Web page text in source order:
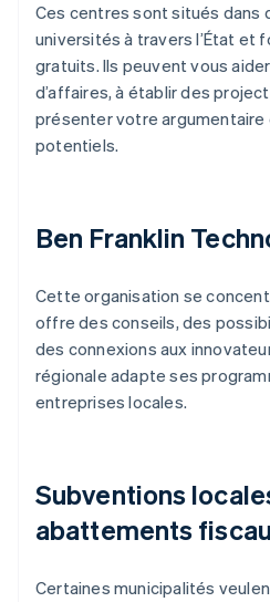
Ces centres sont situés dans
universités à travers l’État et
gratuits. Ils peuvent vous
d’affaires, à établir des
présenter votre
potentiels.
Ben Franklin
Cette organisation se
offre des conseils, des
des connexions aux
régionale adapte ses
entreprises locales.
Subventions
abattements
Certaines municipalités